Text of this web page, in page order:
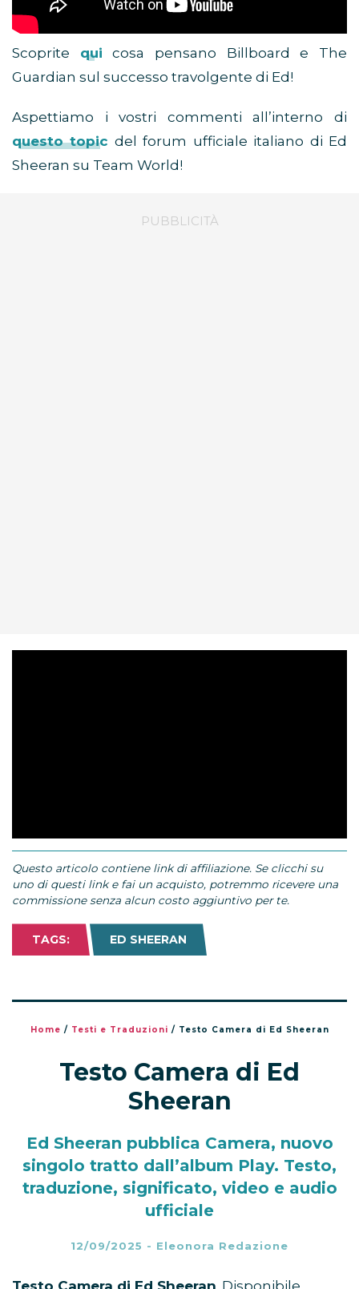
Scoprite qui cosa pensano Billboard e The
Guardian sul successo travolgente di Ed!
Aspettiamo i vostri commenti all’interno di
questo topic del forum ufficiale italiano di Ed
Sheeran su Team World!
Questo articolo contiene link di affiliazione. Se clicchi su
uno di questi link e fai un acquisto, potremmo ricevere una
commissione senza alcun costo aggiuntivo per te.
TAGS: ED SHEERAN
Home / Testi e Traduzioni / Testo Camera di Ed Sheeran
Testo Camera di Ed
Sheeran
Ed Sheeran pubblica Camera, nuovo
singolo tratto dall’album Play. Testo,
traduzione, significato, video e audio
ufficiale
12/09/2025 - Eleonora Redazione